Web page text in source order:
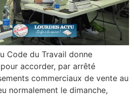
Code du Travail donne
accorder, par arrêté
commerciaux de vente au
normalement le dimanche,